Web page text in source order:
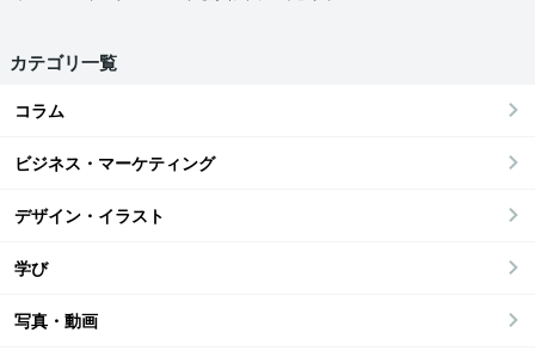
カテゴリ一覧
コラム
ビジネス・マーケティング
デザイン・イラスト
学び
写真・動画